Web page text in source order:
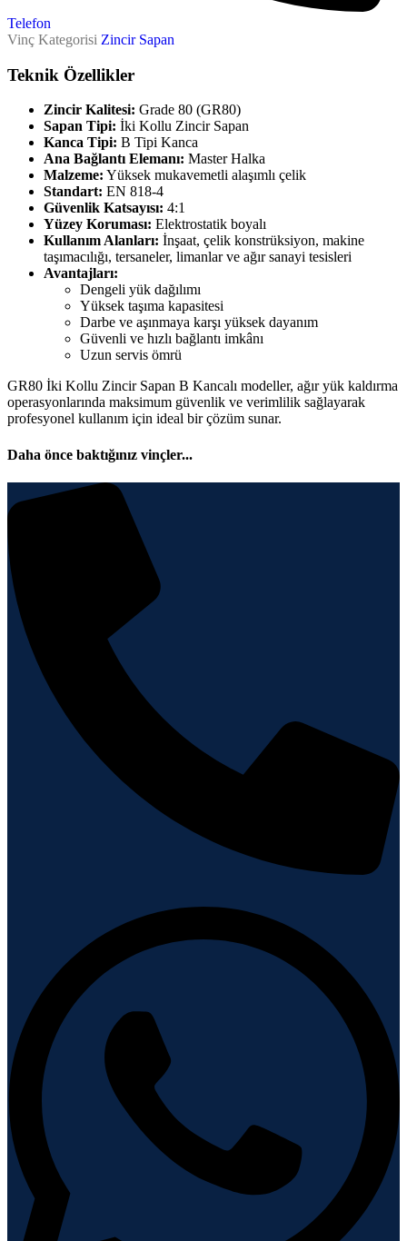
Telefon
Vinç Kategorisi Zincir Sapan
Teknik Özellikler
Zincir Kalitesi: Grade 80 (GR80)
Sapan Tipi: İki Kollu Zincir Sapan
Kanca Tipi: B Tipi Kanca
Ana Bağlantı Elemanı: Master Halka
Malzeme: Yüksek mukavemetli alaşımlı çelik
Standart: EN 818-4
Güvenlik Katsayısı: 4:1
Yüzey Koruması: Elektrostatik boyalı
Kullanım Alanları: İnşaat, çelik konstrüksiyon, makine
taşımacılığı, tersaneler, limanlar ve ağır sanayi tesisleri
Avantajları:
Dengeli yük dağılımı
Yüksek taşıma kapasitesi
Darbe ve aşınmaya karşı yüksek dayanım
Güvenli ve hızlı bağlantı imkânı
Uzun servis ömrü
GR80 İki Kollu Zincir Sapan B Kancalı modeller, ağır yük kaldırma
operasyonlarında maksimum güvenlik ve verimlilik sağlayarak
profesyonel kullanım için ideal bir çözüm sunar.
Daha önce baktığınız vinçler...